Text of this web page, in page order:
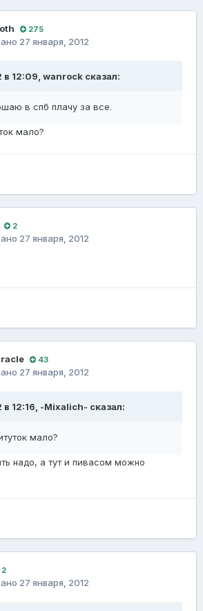
275
27 января, 2012
в 12:09, wanrock сказал:
в спб плачу за все.
мало?
2
27 января, 2012
43
27 января, 2012
в 12:16, -Mixalich- сказал:
мало?
надо, а тут и пивасом можно
2
27 января, 2012